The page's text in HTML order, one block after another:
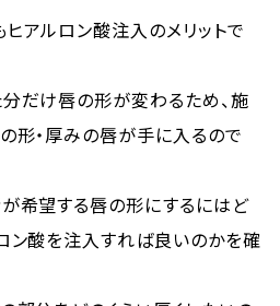
アルロン酸注入のメリットで
だけ唇の形が変わるため、施
形・厚みの唇が手に入るので
希望する唇の形にするにはど
ン酸を注入すれば良いのかを確